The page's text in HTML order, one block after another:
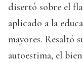
disertó sobre el
aplicado a la
mayores. Resaltó
autoestima, el